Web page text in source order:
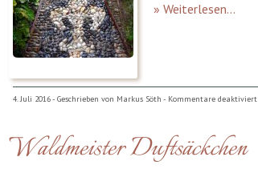
» Weiterlesen...
4. Juli 2016 - Geschrieben von Markus Söth - Kommentare deaktiviert
Waldmeister Duftsäckchen